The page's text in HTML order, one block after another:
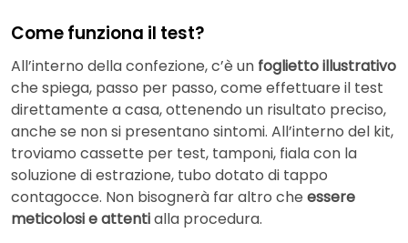
Come funziona il test?
All’interno della confezione, c’è un foglietto illustrativo
che spiega, passo per passo, come effettuare il test
direttamente a casa, ottenendo un risultato preciso,
anche se non si presentano sintomi. All’interno del kit,
troviamo cassette per test, tamponi, fiala con la
soluzione di estrazione, tubo dotato di tappo
contagocce. Non bisognerà far altro che essere
meticolosi e attentialla procedura.